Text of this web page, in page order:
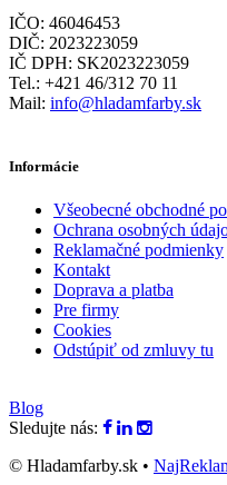
IČO: 46046453
DIČ: 2023223059
IČ DPH: SK2023223059
Tel.: +421 46/312 70 11
Mail: info@hladamfarby.sk
Informácie
Všeobecné obchodné
Ochrana osobných
Reklamačné podmienky
Kontakt
Doprava a platba
Pre firmy
Cookies
Odstúpiť od zmluvy tu
Blog
Sledujte nás:
© Hladamfarby.sk •